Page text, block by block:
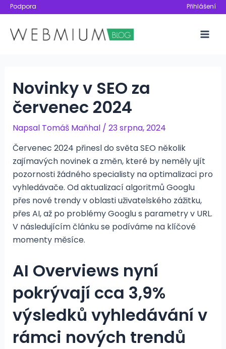
Přeskočit
obsah
Podpora Přihlášení
Novinky v SEO za
červenec 2024
Napsal Tomáš Maňhal / 23 srpna, 2024
Červenec 2024 přinesl do světa SEO několik
zajímavých novinek a změn, které by neměly ujít
pozornosti žádného specialisty na optimalizaci pro
vyhledávače. Od aktualizací algoritmů Googlu
přes nové trendy v oblasti uživatelského zážitku,
přes AI, až po problémy Googlu s parametry v URL.
V následujícím článku se podíváme na klíčové
momenty měsíce.
AI Overviews nyní
pokrývají cca 3,9%
výsledků vyhledávání v
rámci nových trendů